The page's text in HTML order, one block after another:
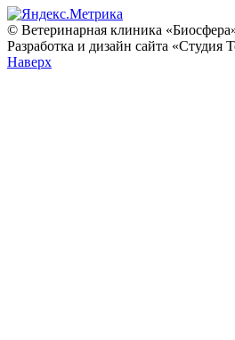
© Ветеринарная клиника
Разработка и дизайн сайта «Студия
Наверх